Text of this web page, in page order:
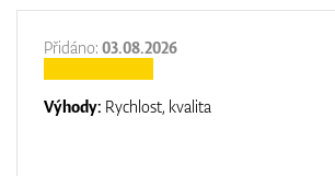
Přidáno: 03.08.2026
Výhody: Rychlost, kvalita